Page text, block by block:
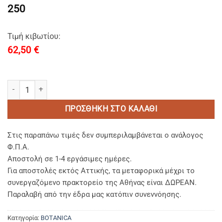
250
Τιμή κιβωτίου:
62,50 €
Botanica MIXT Shampoo & Shower Gel (2in1) Argan Oil-Vitamin E-
ΠΡΟΣΘΉΚΗ ΣΤΟ ΚΑΛΆΘΙ
Στις παραπάνω τιμές δεν συμπεριλαμβάνεται ο ανάλογος
Φ.Π.Α.
Αποστολή σε 1-4 εργάσιμες ημέρες.
Για αποστολές εκτός Αττικής, τα μεταφορικά μέχρι το
συνεργαζόμενο πρακτορείο της Αθήνας είναι ΔΩΡΕΑΝ.
Παραλαβή από την έδρα μας κατόπιν συνεννόησης.
Κατηγορία: BOTANICA